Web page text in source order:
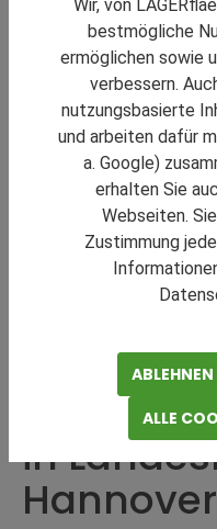
in
Hannover
Wir, von
bestmögliche
ermöglichen sowie
verbessern.
nutzungsbasierte
und arbeiten dafür
a. Google)
erhalten Sie
Webseiten.
Zustimmung
ABLEHNEN
ALLE